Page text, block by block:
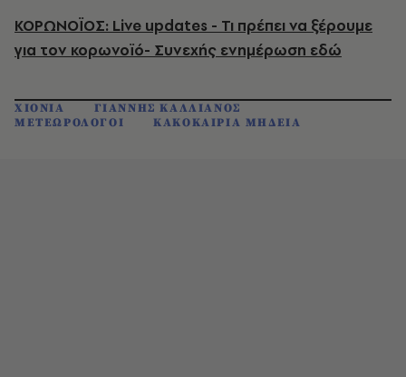
ΚΟΡΩΝΟΪΟΣ: Live updates - Τι πρέπει να ξέρουμε
για τον κορωνοϊό- Συνεχής ενημέρωση εδώ
ΧΙΟΝΙΑ
ΓΙΑΝΝΗΣ ΚΑΛΛΙΑΝΟΣ
ΜΕΤΕΩΡΟΛΟΓΟΙ
ΚΑΚΟΚΑΙΡΙΑ ΜΗΔΕΙΑ